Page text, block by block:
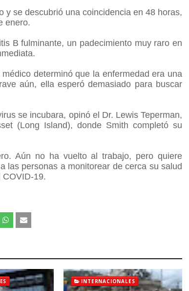
y se descubrió una coincidencia en 48 horas,
enero.
B fulminante, un padecimiento muy raro en
determinó que la enfermedad era una
aún, ella esperó demasiado para buscar
se incubara, opinó el Dr. Lewis Teperman,
(Long Island), donde Smith completó su
Aún no ha vuelto al trabajo, pero quiere
las personas a monitorear de cerca su salud
19.
INTERNACIONALES